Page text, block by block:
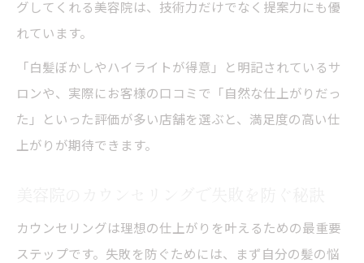
グしてくれる美容院は、技術力だけでなく提案力にも優
れています。
「白髪ぼかしやハイライトが得意」と明記されているサ
ロンや、実際にお客様の口コミで「自然な仕上がりだっ
た」といった評価が多い店舗を選ぶと、満足度の高い仕
上がりが期待できます。
カウンセリングは理想の仕上がりを叶えるための最重要
ステップです。失敗を防ぐためには、まず自分の髪の悩